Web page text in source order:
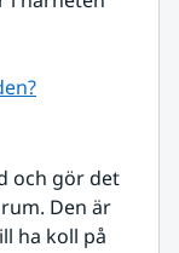
och gör det
Den är
ha koll på